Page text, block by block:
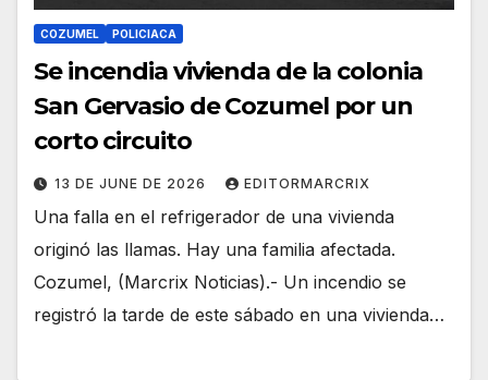
COZUMEL POLICIACA
Se incendia vivienda de la colonia
San Gervasio de Cozumel por un
corto circuito
13 DE JUNE DE 2026 EDITORMARCRIX
Una falla en el refrigerador de una vivienda
originó las llamas. Hay una familia afectada.
Cozumel, (Marcrix Noticias).- Un incendio se
registró la tarde de este sábado en una vivienda…